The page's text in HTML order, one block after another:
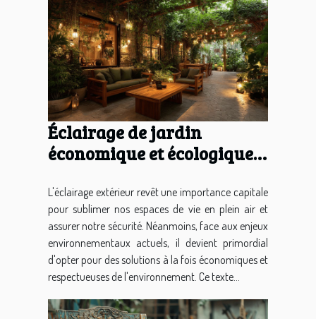
Éclairage de jardin
économique et écologique
lumineux et durable
L'éclairage extérieur revêt une importance capitale
pour sublimer nos espaces de vie en plein air et
assurer notre sécurité. Néanmoins, face aux enjeux
environnementaux actuels, il devient primordial
d'opter pour des solutions à la fois économiques et
respectueuses de l'environnement. Ce texte...